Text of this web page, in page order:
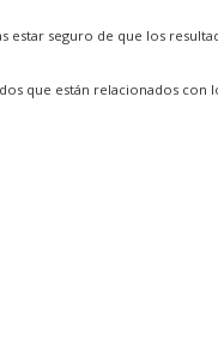
estar seguro de que los
que están relacionados con